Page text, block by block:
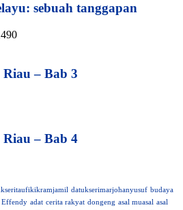
sebuah tanggapan
– Bab 3
– Bab 4
datukserimarjohanyusuf budaya
Effendy adat cerita rakyat dongeng asal muasal asal